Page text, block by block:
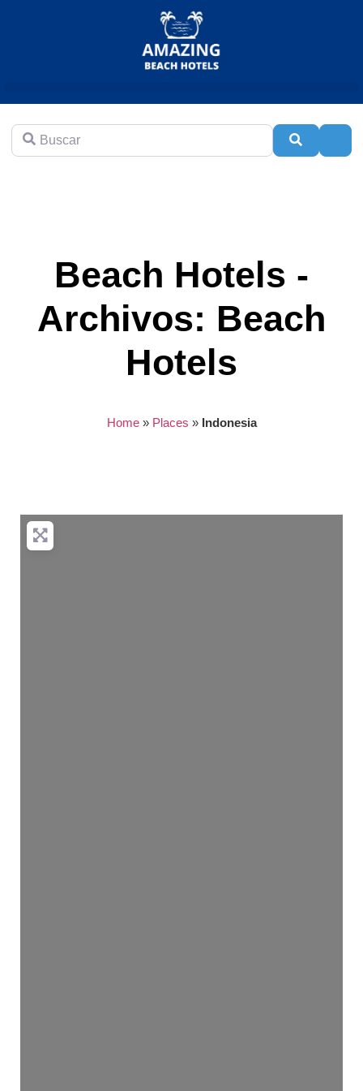
Buscar
Beach Hotels -
Archivos: Beach
Hotels
Home» Places » Indonesia